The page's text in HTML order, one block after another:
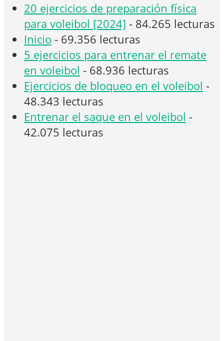
20 ejercicios de preparación física
para voleibol [2024] - 84.265 lecturas
Inicio - 69.356 lecturas
5 ejercicios para entrenar el remate
en voleibol - 68.936 lecturas
Ejercicios de bloqueo en el voleibol -
48.343 lecturas
Entrenar el saque en el voleibol -
42.075 lecturas